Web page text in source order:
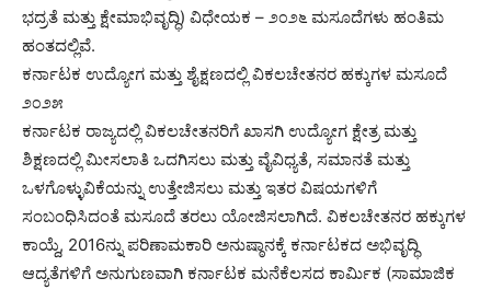
ಭದ್ರತೆ ಮತ್ತು ಕ್ಷೇಮಾಭಿವೃದ್ಧಿ) ವಿಧೇಯಕ – ೨೦೨೬ ಮಸೂದೆಗಳು ಹಂತಿಮ
ಹಂತದಲ್ಲಿವೆ.
ಕರ್ನಾಟಕ ಉದ್ಯೋಗ ಮತ್ತು ಶೈಕ್ಷಣದಲ್ಲಿ ವಿಕಲಚೇತನರ ಹಕ್ಕುಗಳ ಮಸೂದೆ
೨೦೨೫
ಕರ್ನಾಟಕ ರಾಜ್ಯದಲ್ಲಿ ವಿಕಲಚೇತನರಿಗೆ ಖಾಸಗಿ ಉದ್ಯೋಗ ಕ್ಷೇತ್ರ ಮತ್ತು
ಶಿಕ್ಷಣದಲ್ಲಿ ಮೀಸಲಾತಿ ಒದಗಿಸಲು ಮತ್ತು ವೈವಿಧ್ಯತೆ, ಸಮಾನತೆ ಮತ್ತು
ಒಳಗೊಳ್ಳುವಿಕೆಯನ್ನು ಉತ್ತೇಜಿಸಲು ಮತ್ತು ಇತರ ವಿಷಯಗಳಿಗೆ
ಸಂಬಂಧಿಸಿದಂತೆ ಮಸೂದೆ ತರಲು ಯೋಜಿಸಲಾಗಿದೆ. ವಿಕಲಚೇತನರ ಹಕ್ಕುಗಳ
ಕಾಯ್ದೆ, 2016ನ್ನು ಪರಿಣಾಮಕಾರಿ ಅನುಷ್ಠಾನಕ್ಕೆ ಕರ್ನಾಟಕದ ಅಭಿವೃದ್ಧಿ
ಆದ್ಯತೆಗಳಿಗೆ ಅನುಗುಣವಾಗಿ ಕರ್ನಾಟಕ ಮನೆಕೆಲಸದ ಕಾರ್ಮಿಕ (ಸಾಮಾಜಿಕ